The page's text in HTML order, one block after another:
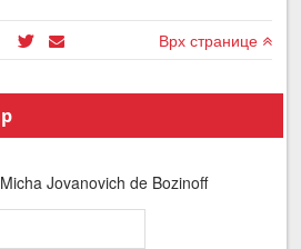
Врх странице
Jovanovich de Bozinoff